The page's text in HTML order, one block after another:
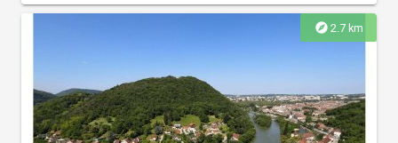
panoramas sur la vieille ville et la Citadelle depuis le fort, et
sillonnerez de petits sentiers monotrace au milieu d'un
explore 2.7 km